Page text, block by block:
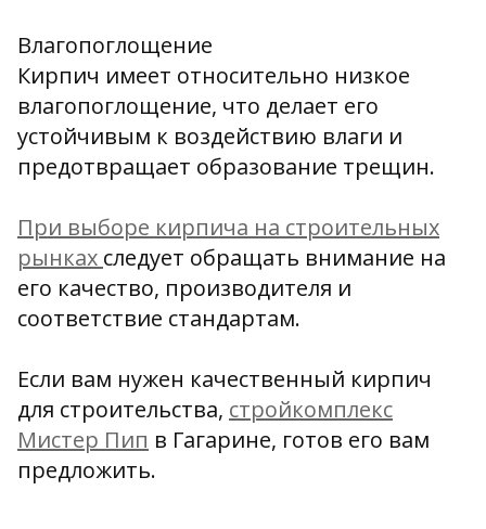
Влагопоглощение
Кирпич имеет относительно низкое
влагопоглощение, что делает его
устойчивым к воздействию влаги и
предотвращает образование трещин.
При выборе кирпича на строительных
рынках следует обращать внимание на
его качество, производителя и
соответствие стандартам.
Если вам нужен качественный кирпич
для строительства, стройкомплекс
Мистер Пип в Гагарине, готов его вам
предложить.